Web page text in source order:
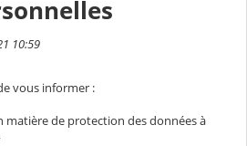
10:59
vous informer :
matière de protection des données à